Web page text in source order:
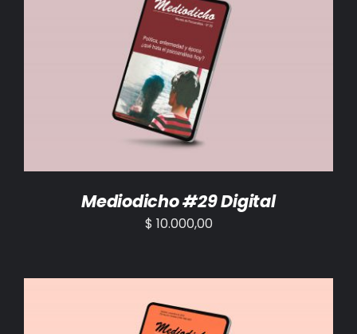
AÑADIR AL CARRITO /
Mediodicho #29 Digital
$ 10.000,00